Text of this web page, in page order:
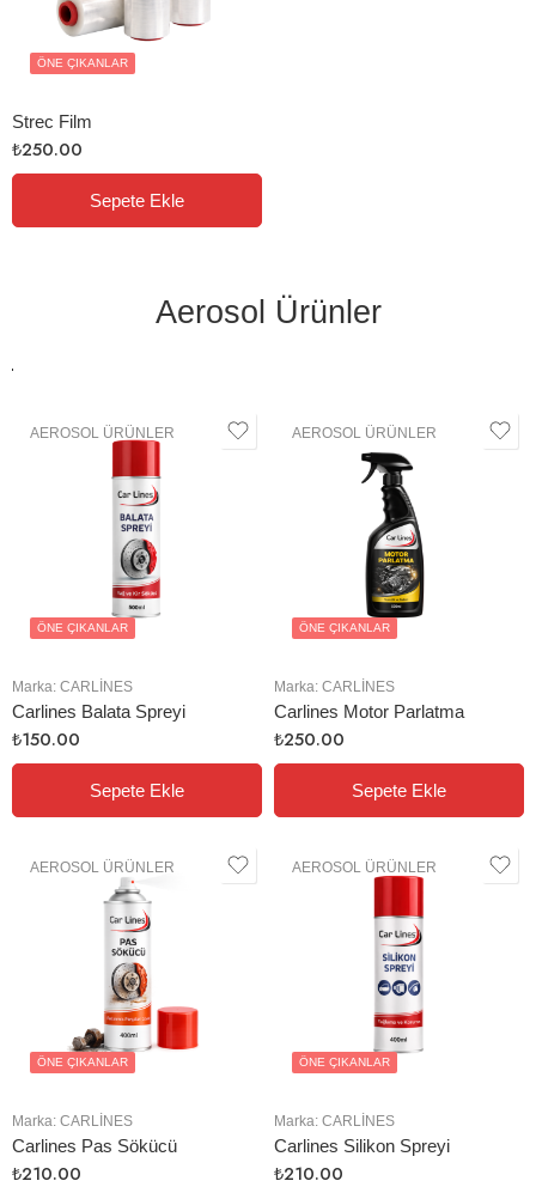
Strec Film
ÖNE ÇIKANLAR
₺250.00
Sepete Ekle
Aerosol Ürünler
AEROSOL ÜRÜNLER
Marka: CARLINES
Carlines Balata Spreyi
ÖNE ÇIKANLAR
₺150.00
Sepete Ekle
AEROSOL ÜRÜNLER
Marka: CARLINES
Carlines Motor Parlatma
ÖNE ÇIKANLAR
₺250.00
Sepete Ekle
AEROSOL ÜRÜNLER
Marka: CARLINES
Carlines Pas Sökücü
ÖNE ÇIKANLAR
₺210.00
AEROSOL ÜRÜNLER
Marka: CARLINES
Carlines Silikon Spreyi
ÖNE ÇIKANLAR
₺210.00